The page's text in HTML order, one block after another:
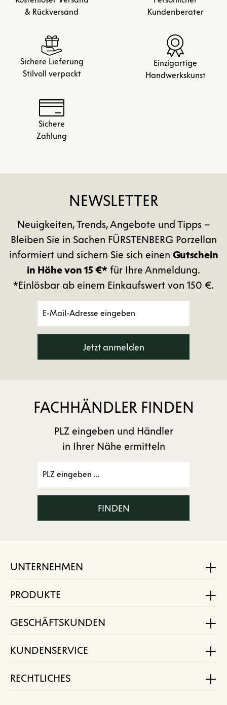
& Rückversand
Kundenberater
Sichere Lieferung
Stilvoll verpackt
Einzigartige
Handwerkskunst
Sichere
Zahlung
NEWSLETTER
Neuigkeiten, Trends, Angebote und Tipps –
Bleiben Sie in Sachen FÜRSTENBERG Porzellan
informiert und sichern Sie sich einen Gutschein
in Höhe von 15 €* für Ihre Anmeldung.
*Einlösbar ab einem Einkaufswert von 150 €.
Jetzt anmelden
FACHHÄNDLER FINDEN
PLZ eingeben und Händler
in Ihrer Nähe ermitteln
FINDEN
UNTERNEHMEN
PRODUKTE
GESCHÄFTSKUNDEN
KUNDENSERVICE
RECHTLICHES